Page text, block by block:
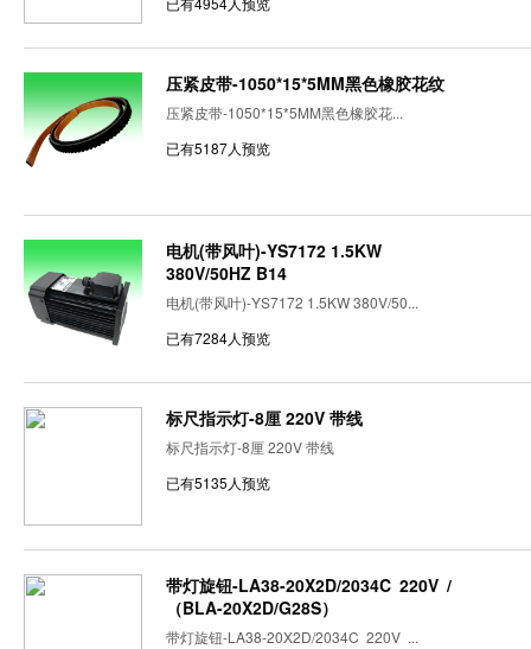
压紧皮带-1050*15*5MM黑色橡胶花纹
压紧皮带-1050*15*5MM黑色橡胶花...
已有5187人预览
电机(带风叶)-YS7172 1.5KW
380V/50HZ B14
电机(带风叶)-YS7172 1.5KW 380V/50...
已有7284人预览
标尺指示灯-8厘 220V 带线
标尺指示灯-8厘 220V 带线
已有5135人预览
带灯旋钮-LA38-20X2D/2034C 220V /
（BLA-20X2D/G28S）
带灯旋钮-LA38-20X2D/2034C 220V ...